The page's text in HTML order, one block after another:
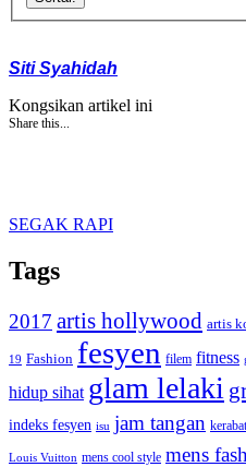
Siti Syahidah
Kongsikan artikel ini
Share this...
SEGAK RAPI
Tags
2017 artis hollywood artis
19 Fashion fesyen filem fitness
hidup sihat glam lelaki
indeks fesyen isu jam tangan
Louis Vuitton mens cool style mens